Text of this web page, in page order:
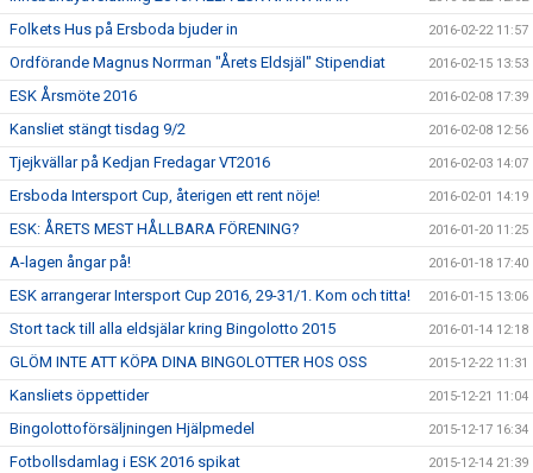
Folkets Hus på Ersboda bjuder in 2016-02-22 11:57
Ordförande Magnus Norrman "Årets Eldsjäl" Stipendiat 2016-02-15 13:53
ESK Årsmöte 2016 2016-02-08 17:39
Kansliet stängt tisdag 9/2 2016-02-08 12:56
Tjejkvällar på Kedjan Fredagar VT2016 2016-02-03 14:07
Ersboda Intersport Cup, återigen ett rent nöje! 2016-02-01 14:19
ESK: ÅRETS MEST HÅLLBARA FÖRENING? 2016-01-20 11:25
A-lagen ångar på! 2016-01-18 17:40
ESK arrangerar Intersport Cup 2016, 29-31/1. Kom och titta! 2016-01-15 13:06
Stort tack till alla eldsjälar kring Bingolotto 2015 2016-01-14 12:18
GLÖM INTE ATT KÖPA DINA BINGOLOTTER HOS OSS 2015-12-22 11:31
Kansliets öppettider 2015-12-21 11:04
Bingolottoförsäljningen Hjälpmedel 2015-12-17 16:34
Fotbollsdamlag i ESK 2016 spikat 2015-12-14 21:39